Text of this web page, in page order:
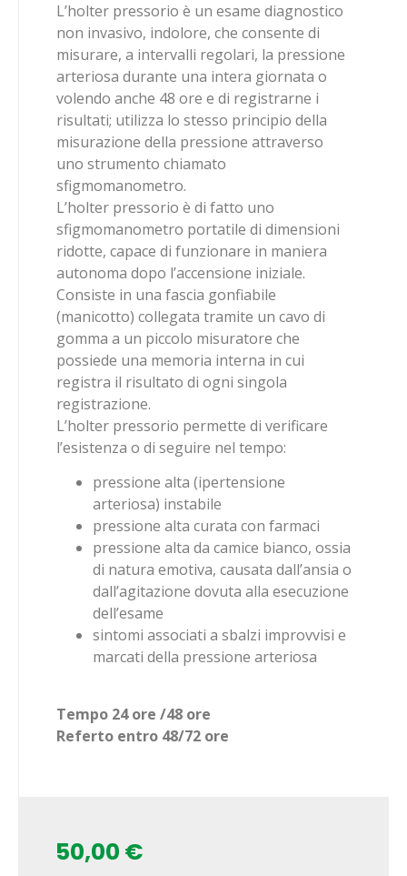
L’holter pressorio è un esame diagnostico
non invasivo, indolore, che consente di
misurare, a intervalli regolari, la pressione
arteriosa durante una intera giornata o
volendo anche 48 ore e di registrarne i
risultati; utilizza lo stesso principio della
misurazione della pressione attraverso
uno strumento chiamato
sfigmomanometro.
L’holter pressorio è di fatto uno
sfigmomanometro portatile di dimensioni
ridotte, capace di funzionare in maniera
autonoma dopo l’accensione iniziale.
Consiste in una fascia gonfiabile
(manicotto) collegata tramite un cavo di
gomma a un piccolo misuratore che
possiede una memoria interna in cui
registra il risultato di ogni singola
registrazione.
L’holter pressorio permette di verificare
l’esistenza o di seguire nel tempo:
pressione alta (ipertensione
arteriosa) instabile
pressione alta curata con farmaci
pressione alta da camice bianco, ossia
di natura emotiva, causata dall’ansia o
dall’agitazione dovuta alla esecuzione
dell’esame
sintomi associati a sbalzi improvvisi e
marcati della pressione arteriosa
Tempo 24 ore /48 ore
Referto entro 48/72 ore
50,00 €